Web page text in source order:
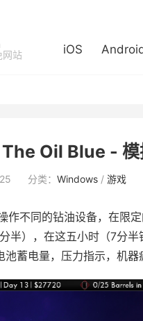
网站
iOS
The Oil Blue - 模
分类： Windows / 游戏
作不同的钻油设备，在限
半），在这五小时（7分
蓄电量，压力指示，机器